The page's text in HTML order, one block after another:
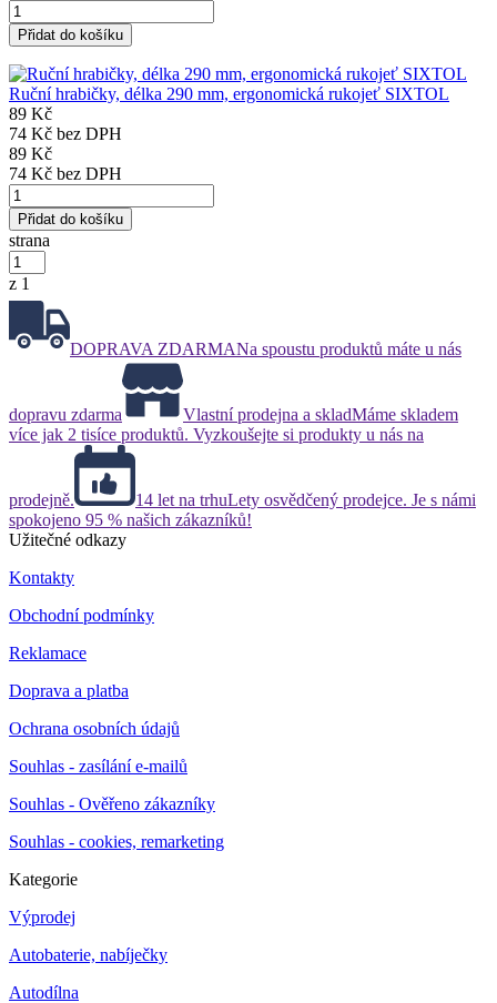
Přidat do košíku
Ruční hrabičky, délka 290 mm, ergonomická rukojeť SIXTOL
89 Kč
74 Kč bez DPH
89 Kč
74 Kč bez DPH
Přidat do košíku
strana
z 1
DOPRAVA ZDARMANa spoustu produktů máte u nás
dopravu zdarma Vlastní prodejna a skladMáme skladem
více jak 2 tisíce produktů. Vyzkoušejte si produkty u nás na
prodejně. 14 let na trhuLety osvědčený prodejce. Je s námi
spokojeno 95 % našich zákazníků!
Užitečné odkazy
Kontakty
Obchodní podmínky
Reklamace
Doprava a platba
Ochrana osobních údajů
Souhlas - zasílání e-mailů
Souhlas - Ověřeno zákazníky
Souhlas - cookies, remarketing
Kategorie
Výprodej
Autobaterie, nabíječky
Autodílna